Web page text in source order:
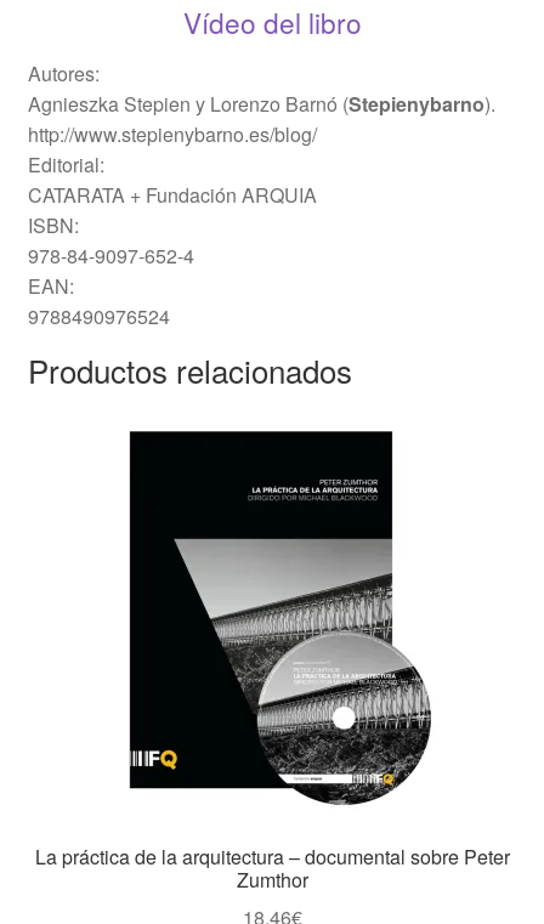
Vídeo del libro
Autores:
Agnieszka Stepien y Lorenzo Barnó (Stepienybarno).
http://www.stepienybarno.es/blog/
Editorial:
CATARATA + Fundación ARQUIA
ISBN:
978-84-9097-652-4
EAN:
9788490976524
Productos relacionados
La práctica de la arquitectura – documental sobre Peter
Zumthor
18,46€